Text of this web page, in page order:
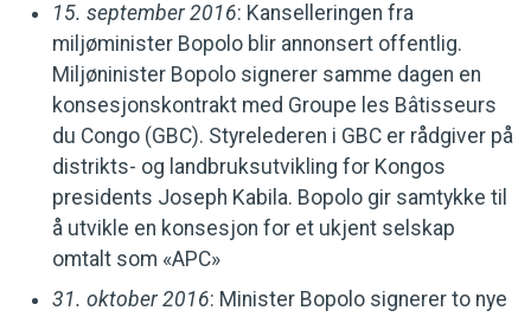
15. september 2016: Kanselleringen fra
miljøminister Bopolo blir annonsert offentlig.
Miljøninister Bopolo signerer samme dagen en
konsesjonskontrakt med Groupe les Bâtisseurs
du Congo (GBC). Styrelederen i GBC er rådgiver på
distrikts- og landbruksutvikling for Kongos
presidents Joseph Kabila. Bopolo gir samtykke til
å utvikle en konsesjon for et ukjent selskap
omtalt som «APC»
31. oktober 2016: Minister Bopolo signerer to nye